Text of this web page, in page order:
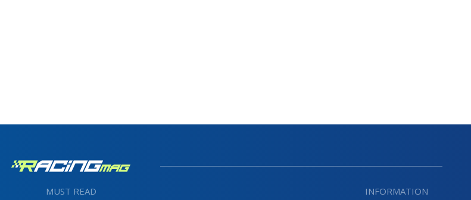
MUST READ INFORMATION